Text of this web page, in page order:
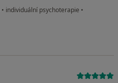
• individuální psychoterapie •